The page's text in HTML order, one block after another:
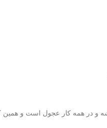
و در همه کار عجول است و